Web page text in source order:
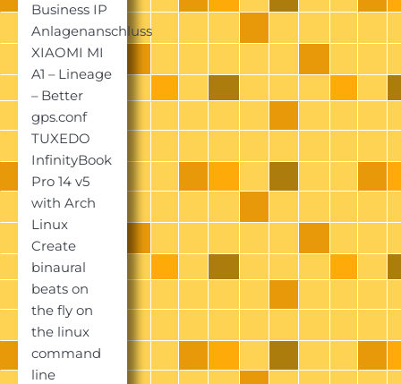
Business IP
Anlagenanschluss
XIAOMI MI
A1 – Lineage
– Better
gps.conf
TUXEDO
InfinityBook
Pro 14 v5
with Arch
Linux
Create
binaural
beats on
the fly on
the linux
command
line